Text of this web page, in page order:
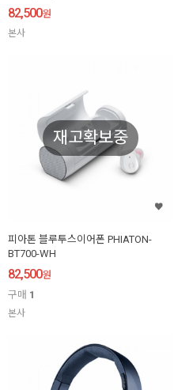
82,500원
본사
재고확보중
피아톤 블루투스이어폰 PHIATON-
BT700-WH
82,500원
구매 1
본사